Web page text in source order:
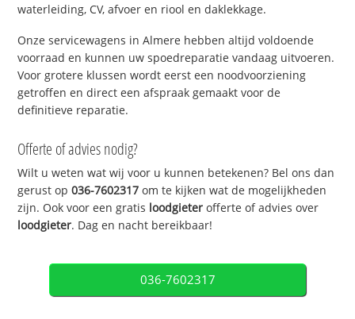
waterleiding, CV, afvoer en riool en daklekkage.
Onze servicewagens in Almere hebben altijd voldoende
voorraad en kunnen uw spoedreparatie vandaag uitvoeren.
Voor grotere klussen wordt eerst een noodvoorziening
getroffen en direct een afspraak gemaakt voor de
definitieve reparatie.
Offerte of advies nodig?
Wilt u weten wat wij voor u kunnen betekenen? Bel ons dan
gerust op036-7602317 om te kijken wat de mogelijkheden
zijn. Ook voor een gratis loodgieter offerte of advies over
loodgieter. Dag en nacht bereikbaar!
036-7602317